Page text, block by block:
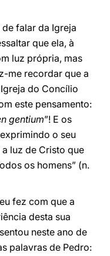
falar da Igreja
que ela, à
luz própria, mas
me recordar que a
do Concílio
este pensamento:
gentium”! E os
o seu
luz de Cristo que
os homens” (n.
fez com que a
desta sua
neste ano de
palavras de Pedro: